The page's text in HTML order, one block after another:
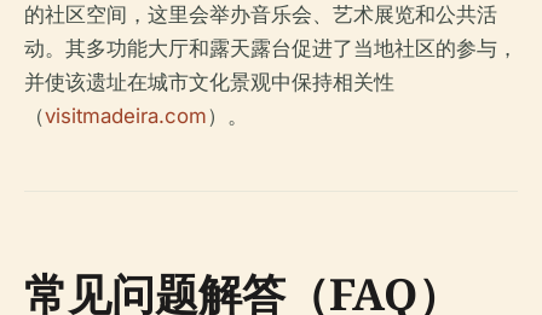
的社区空间，这里会举办音乐会、艺术展览和公共活
动。其多功能大厅和露天露台促进了当地社区的参与，
并使该遗址在城市文化景观中保持相关性
（visitmadeira.com）。
常见问题解答（FAQ）